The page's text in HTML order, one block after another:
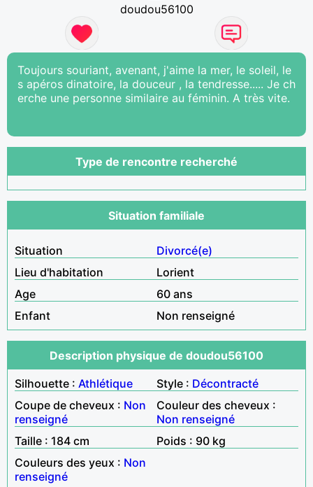
doudou56100
Toujours souriant, avenant, j'aime la mer, le soleil, le
s apéros dinatoire, la douceur , la tendresse..... Je ch
erche une personne similaire au féminin. A très vite.
Type de rencontre recherché
Situation familiale
Situation
Divorcé(e)
Lieu d'habitation
Lorient
Age
60 ans
Enfant
Non renseigné
Description physique de doudou56100
Silhouette : Athlétique Style : Décontracté
Coupe de cheveux : Non
renseigné
Couleur des cheveux :
Non renseigné
Taille : 184 cm
Poids : 90 kg
Couleurs des yeux : Non
renseigné